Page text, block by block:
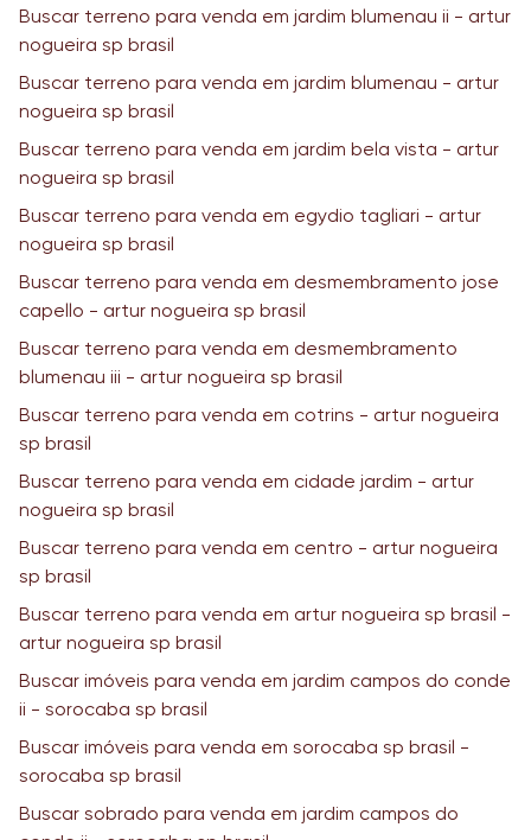
Buscar terreno para venda em jardim blumenau ii - artur
nogueira sp brasil
Buscar terreno para venda em jardim blumenau - artur
nogueira sp brasil
Buscar terreno para venda em jardim bela vista - artur
nogueira sp brasil
Buscar terreno para venda em egydio tagliari - artur
nogueira sp brasil
Buscar terreno para venda em desmembramento jose
capello - artur nogueira sp brasil
Buscar terreno para venda em desmembramento
blumenau iii - artur nogueira sp brasil
Buscar terreno para venda em cotrins - artur nogueira
sp brasil
Buscar terreno para venda em cidade jardim - artur
nogueira sp brasil
Buscar terreno para venda em centro - artur nogueira
sp brasil
Buscar terreno para venda em artur nogueira sp brasil -
artur nogueira sp brasil
Buscar imóveis para venda em jardim campos do conde
ii - sorocaba sp brasil
Buscar imóveis para venda em sorocaba sp brasil -
sorocaba sp brasil
Buscar sobrado para venda em jardim campos do